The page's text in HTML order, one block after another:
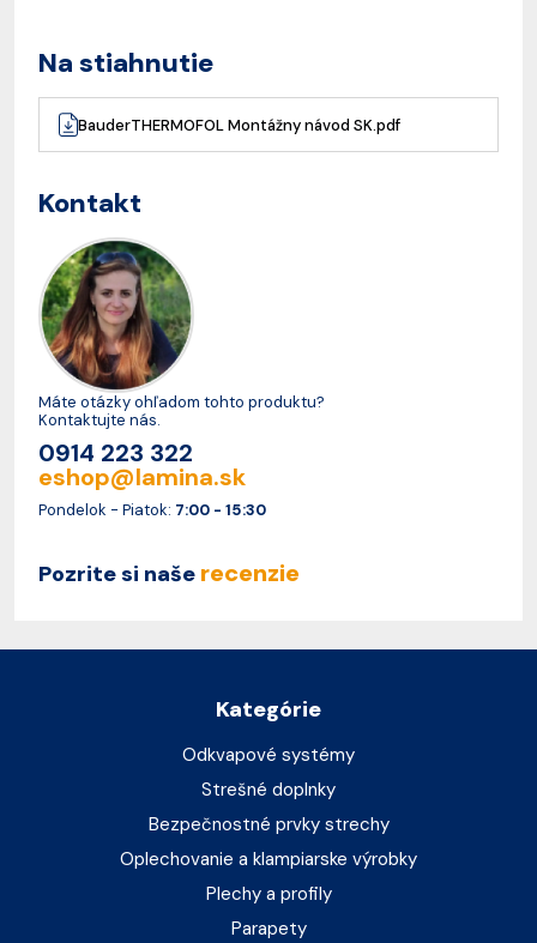
Na stiahnutie
BauderTHERMOFOL Montážny návod SK.pdf
Kontakt
Máte otázky ohľadom tohto produktu?
Kontaktujte nás.
0914 223 322
eshop@lamina.sk
Pondelok - Piatok: 7:00 - 15:30
Pozrite si naše recenzie
Kategórie
Odkvapové systémy
Strešné doplnky
Bezpečnostné prvky strechy
Oplechovanie a klampiarske výrobky
Plechy a profily
Parapety